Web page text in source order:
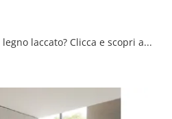
Cerchi un'armadiatura in legno laccato? Clicca e scopri armadi a muro con ante battenti di Fasolin.